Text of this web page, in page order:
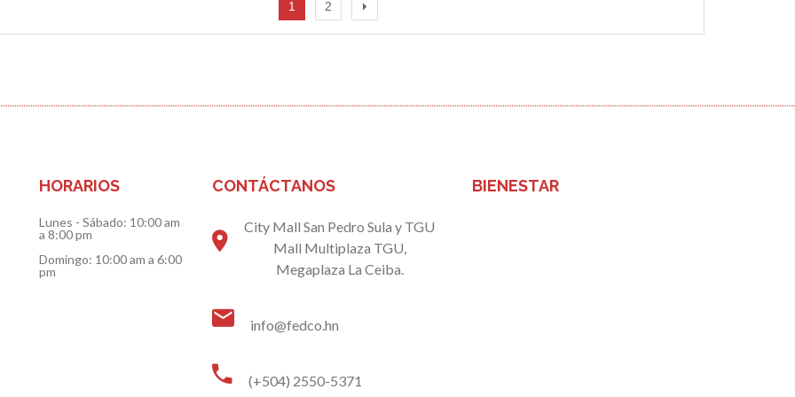
1 2
HORARIOS
Lunes - Sábado: 10:00 am
a 8:00 pm
Domingo: 10:00 am a 6:00
pm
CONTÁCTANOS
City Mall San Pedro Sula y TGU
Mall Multiplaza TGU,
Megaplaza La Ceiba.
info@fedco.hn
(+504) 2550-5371
BIENESTAR